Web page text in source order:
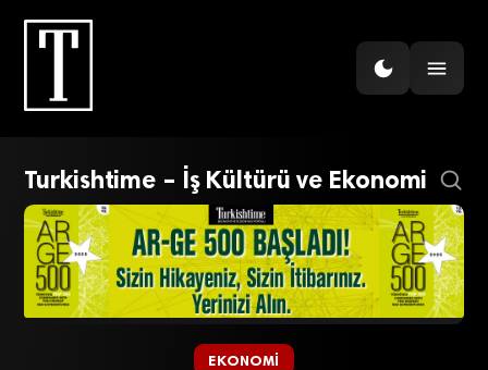
Turkishtime – İş Kültürü ve Ekonomi
EKONOMI